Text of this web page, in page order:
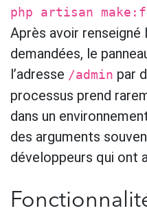
php artisan
Après avoir
demandées, le
l’adresse /admin par
processus prend
dans un
des arguments
développeurs qui ont